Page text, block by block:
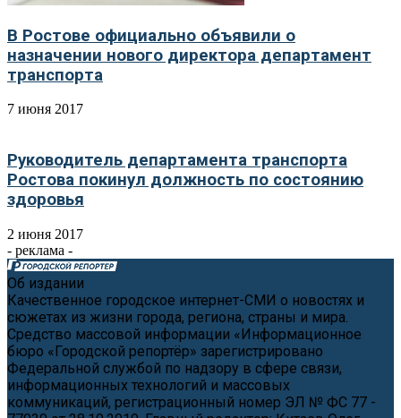
В Ростове официально объявили о
назначении нового директора департамент
транспорта
7 июня 2017
Руководитель департамента транспорта
Ростова покинул должность по состоянию
здоровья
2 июня 2017
- реклама -
Об издании
Качественное городское интернет-СМИ о новостях и
сюжетах из жизни города, региона, страны и мира.
Средство массовой информации «Информационное
бюро «Городской репортёр» зарегистрировано
Федеральной службой по надзору в сфере связи,
информационных технологий и массовых
коммуникаций, регистрационный номер ЭЛ № ФС 77 -